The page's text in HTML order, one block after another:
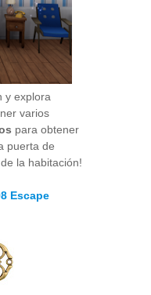
y explora
varios
para obtener
puerta de
la habitación!
Escape